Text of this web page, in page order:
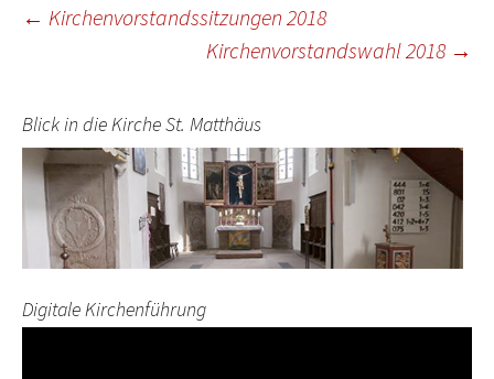
Beitragsnavigation
← Kirchenvorstandssitzungen 2018
Kirchenvorstandswahl 2018 →
Blick in die Kirche St. Matthäus
Digitale Kirchenführung